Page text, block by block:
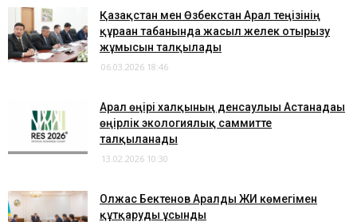
​Қазақстан мен Өзбекстан Арал теңізінің
құрғаған табанында жасыл желек отырғызу
жұмысын талқылады
06.03.2026 18:46
Арал өңірі халқының денсаулығы Астанадағы
өңірлік экологиялық саммитте
талқыланады
13.02.2026 10:30
Олжас Бектенов Аралды ЖИ көмегімен
құтқаруды ұсынды